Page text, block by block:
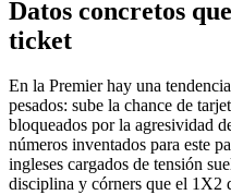
Datos concretos
ticket
En la Premier hay una
pesados: sube la chance de
bloqueados por la agresividad
números inventados para este
ingleses cargados de tensión
disciplina y córners que el 1X2